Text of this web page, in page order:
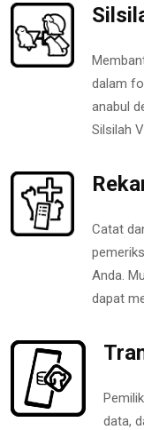
dalam
anabul
Silsilah
Catat
Anda.
dapat
data,